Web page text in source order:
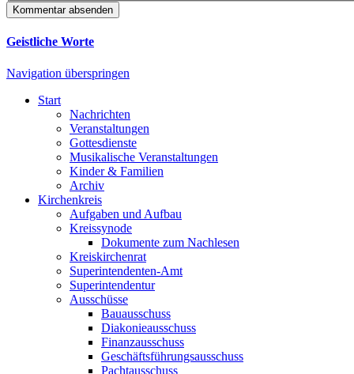
Kommentar absenden
Geistliche Worte
Navigation überspringen
Start
Nachrichten
Veranstaltungen
Gottesdienste
Musikalische Veranstaltungen
Kinder & Familien
Archiv
Kirchenkreis
Aufgaben und Aufbau
Kreissynode
Dokumente zum Nachlesen
Kreiskirchenrat
Superintendenten-Amt
Superintendentur
Ausschüsse
Bauausschuss
Diakonieausschuss
Finanzausschuss
Geschäftsführungsausschuss
Pachtausschuss